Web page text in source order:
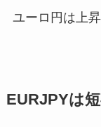
ユーロ円は上
EURJPYは